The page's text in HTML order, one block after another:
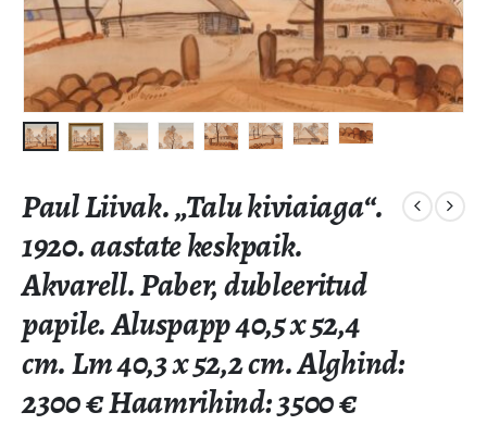
Paul Liivak. „Talu kiviaiaga“.
1920. aastate keskpaik.
Akvarell. Paber, dubleeritud
papile. Aluspapp 40,5 x 52,4
cm. Lm 40,3 x 52,2 cm. Alghind:
2300 € Haamrihind: 3500 €